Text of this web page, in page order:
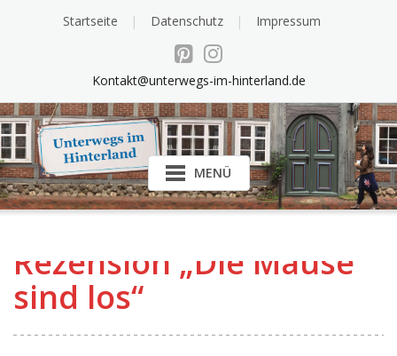
Startseite Datenschutz Impressum
Kontakt@unterwegs-im-hinterland.de
MENÜ
Rezension „Die Mäuse
sind los“